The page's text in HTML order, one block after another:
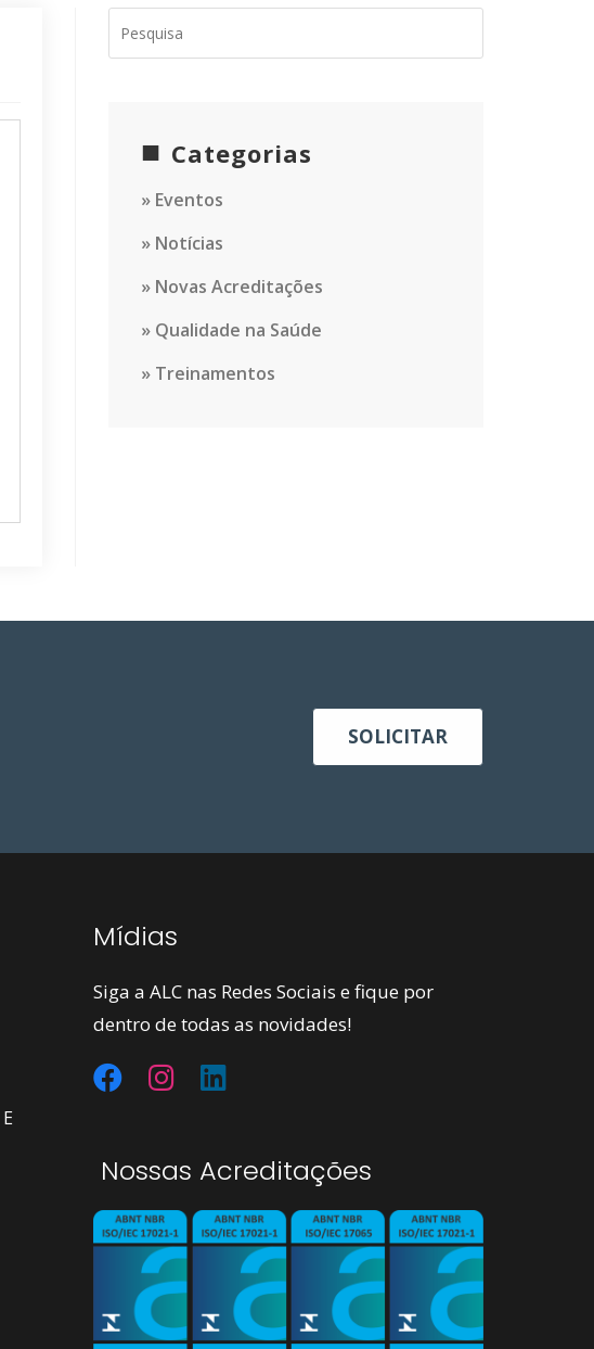
Categorias
Eventos
Notícias
Novas Acreditações
Qualidade na Saúde
Treinamentos
SOLICITAR
Mídias
Siga a ALC nas Redes Sociais e fique por
dentro de todas as novidades!
Nossas Acreditações